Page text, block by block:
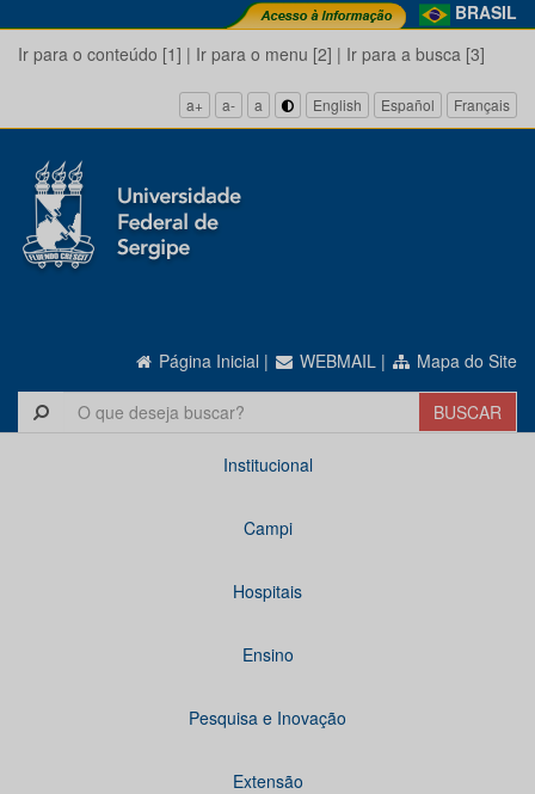
BRASIL
Ir para o conteúdo [1] | Ir para o menu [2] | Ir para a busca [3]
a+ a- a English Español Français
Página Inicial | WEBMAIL | Mapa do Site
Institucional
Campi
Hospitais
Ensino
Pesquisa e Inovação
Extensão